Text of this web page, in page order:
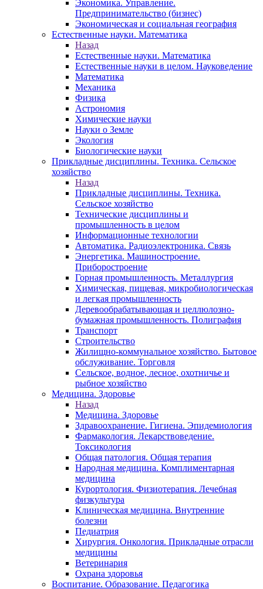
Экономика. Управление.
Предпринимательство (бизнес)
Экономическая и социальная география
Естественные науки. Математика
Назад
Естественные науки. Математика
Естественные науки в целом. Науковедение
Математика
Механика
Физика
Астрономия
Химические науки
Науки о Земле
Экология
Биологические науки
Прикладные дисциплины. Техника. Сельское
хозяйство
Назад
Прикладные дисциплины. Техника.
Сельское хозяйство
Технические дисциплины и
промышленность в целом
Информационные технологии
Автоматика. Радиоэлектроника. Связь
Энергетика. Машиностроение.
Приборостроение
Горная промышленность. Металлургия
Химическая, пищевая, микробиологическая
и легкая промышленность
Деревообрабатывающая и целлюлозно-
бумажная промышленность. Полиграфия
Транспорт
Строительство
Жилищно-коммунальное хозяйство. Бытовое
обслуживание. Торговля
Сельское, водное, лесное, охотничье и
рыбное хозяйство
Медицина. Здоровье
Назад
Медицина. Здоровье
Здравоохранение. Гигиена. Эпидемиология
Фармакология. Лекарствоведение.
Токсикология
Общая патология. Общая терапия
Народная медицина. Комплиментарная
медицина
Курортология. Физиотерапия. Лечебная
физкультура
Клиническая медицина. Внутренние
болезни
Педиатрия
Хирургия. Онкология. Прикладные отрасли
медицины
Ветеринария
Охрана здоровья
Воспитание. Образование. Педагогика